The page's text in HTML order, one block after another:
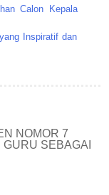
Calon Kepala
Inspiratif dan
NOMOR 7
SEBAGAI